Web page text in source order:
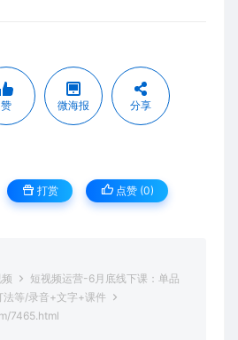
赞 微海报 分享
打赏 点赞 (0)
短视频运营-6月底线下课：单品
法等/录音+文字+课件
7465.html